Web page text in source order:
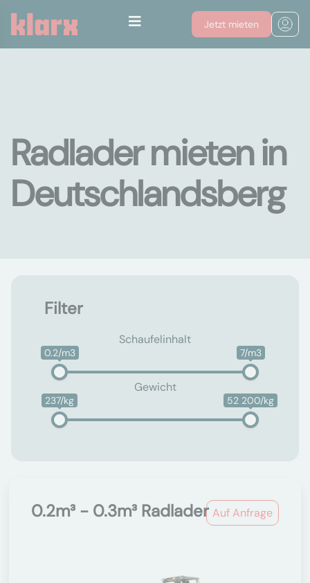
Jetzt mieten
Radlader mieten in
Deutschlandsberg
Filter
Schaufelinhalt
0.2/m3 7/m3
Gewicht
237/kg 52 200/kg
Auf Anfrage
0.2m³ - 0.3m³ Radlader